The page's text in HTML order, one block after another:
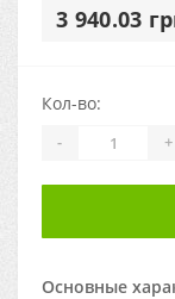
3 940.03
Основные
Кол-во:
- +